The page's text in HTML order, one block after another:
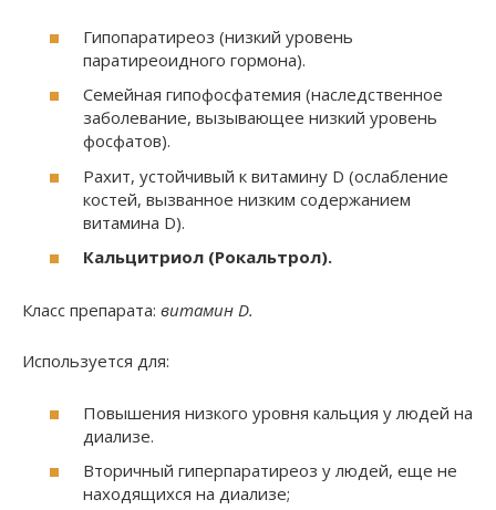
Гипопаратиреоз (низкий уровень
паратиреоидного гормона).
Семейная гипофосфатемия (наследственное
заболевание, вызывающее низкий уровень
фосфатов).
Рахит, устойчивый к витамину D (ослабление
костей, вызванное низким содержанием
витамина D).
Кальцитриол (Рокальтрол).
Класс препарата: витамин D.
Используется для:
Повышения низкого уровня кальция у людей на
диализе.
Вторичный гиперпаратиреоз у людей, еще не
находящихся на диализе;